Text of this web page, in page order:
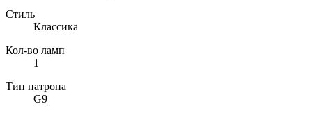
Стиль
Классика
Кол-во ламп
1
Тип патрона
G9